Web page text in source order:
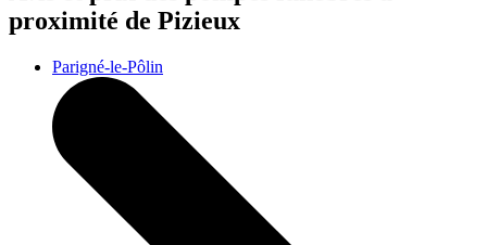
proximité de Pizieux
Parigné-le-Pôlin